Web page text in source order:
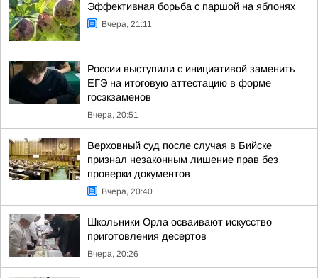
Эффективная борьба с паршой на яблонях
Вчера, 21:11
России выступили с инициативой заменить
ЕГЭ на итоговую аттестацию в форме
госэкзаменов
Вчера, 20:51
Верховный суд после случая в Бийске
признал незаконным лишение прав без
проверки документов
Вчера, 20:40
Школьники Орла осваивают искусство
приготовления десертов
Вчера, 20:26